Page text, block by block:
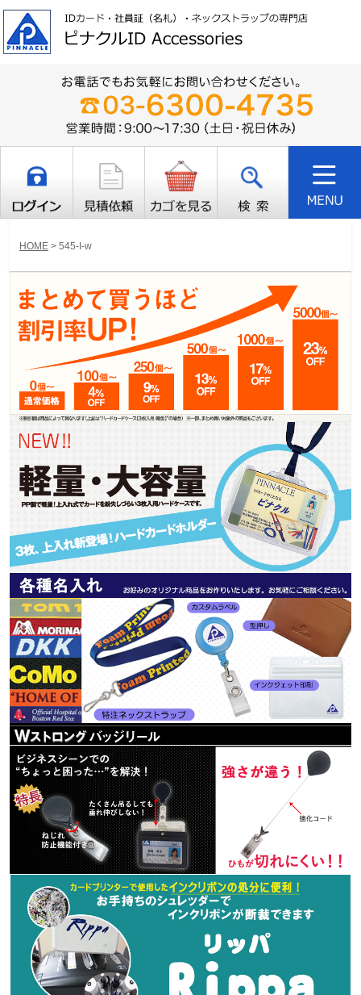
HOME > 545-I-w